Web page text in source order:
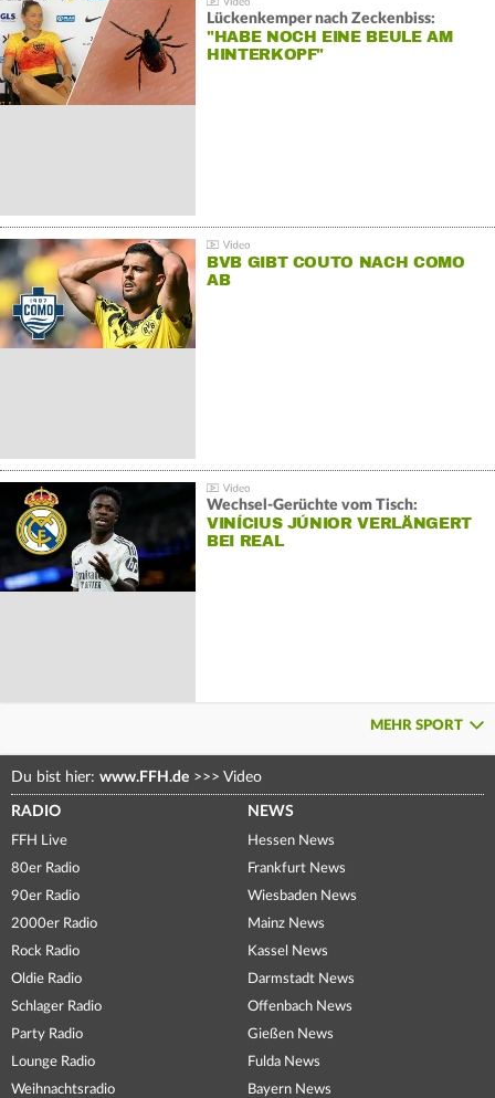
Lückenkemper nach Zeckenbiss:
"HABE NOCH EINE BEULE AM
HINTERKOPF"
BVB GIBT COUTO NACH COMO
AB
Wechsel-Gerüchte vom Tisch:
VINÍCIUS JÚNIOR VERLÄNGERT
BEI REAL
MEHR SPORT
Du bist hier: www.FFH.de >>> Video
RADIO
FFH Live
80er Radio
90er Radio
2000er Radio
Rock Radio
Oldie Radio
Schlager Radio
Party Radio
Lounge Radio
Weihnachtsradio
NEWS
Hessen News
Frankfurt News
Wiesbaden News
Mainz News
Kassel News
Darmstadt News
Offenbach News
Gießen News
Fulda News
Bayern News